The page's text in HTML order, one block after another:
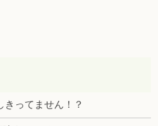
きってません！？